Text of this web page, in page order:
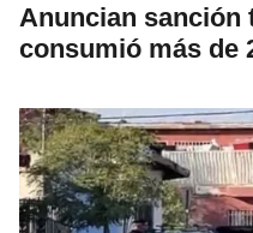
Anuncian sanción
consumió más de